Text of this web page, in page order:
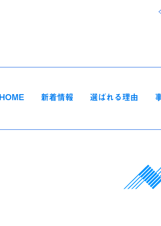
HOME 新着情報 選ばれる理由